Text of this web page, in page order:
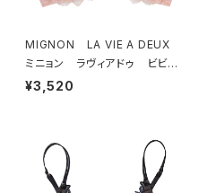
MIGNON LA VIE A DEUX
ミニョン ラヴィアドゥ ビビア
ーナ ブラジャー（ピーチ）M20
¥3,520